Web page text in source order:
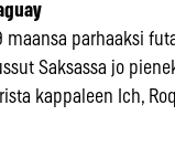
parhaaksi
Saksassa jo
kappaleen Ich,